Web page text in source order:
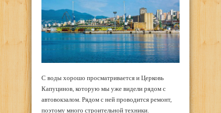
С воды хорошо просматривается и Церковь
Капуцинов, которую мы уже видели рядом с
автовокзалом. Рядом с ней проводится ремонт,
поэтому много строительной техники.